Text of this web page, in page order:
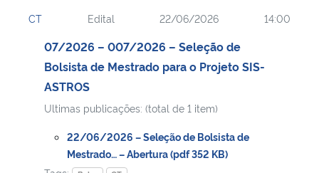
CT Edital 22/06/2026 14:00
07/2026 – 007/2026 – Seleção de
Bolsista de Mestrado para o Projeto SIS-
ASTROS
Ultimas publicações: (total de 1 item)
22/06/2026 – Seleção de Bolsista de
Mestrado… – Abertura (pdf 352 KB)